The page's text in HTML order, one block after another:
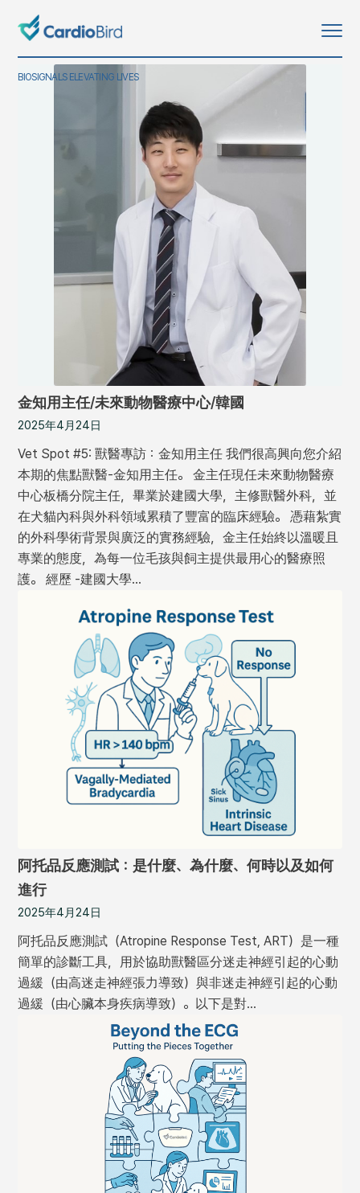
BIOSIGNALS ELEVATING LIVES
金知用主任/未來動物醫療中心/韓國
2025年4月24日
Vet Spot #5: 獸醫專訪：金知用主任 我們很高興向您介紹
本期的焦點獸醫-金知用主任。 金主任現任未來動物醫療
中心板橋分院主任，畢業於建國大學，主修獸醫外科，並
在犬貓內科與外科領域累積了豐富的臨床經驗。 憑藉紮實
的外科學術背景與廣泛的實務經驗，金主任始終以溫暖且
專業的態度，為每一位毛孩與飼主提供最用心的醫療照
護。 經歷 -建國大學…
阿托品反應測試：是什麼、為什麼、何時以及如何
進行
2025年4月24日
阿托品反應測試（Atropine Response Test, ART）是一種
簡單的診斷工具，用於協助獸醫區分迷走神經引起的心動
過緩（由高迷走神經張力導致）與非迷走神經引起的心動
過緩（由心臟本身疾病導致）。以下是對…